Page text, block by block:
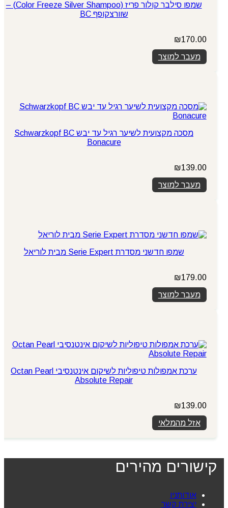
שמפו סילבר קולור פריז (Color Freeze Silver Shampoo) –
שוורצקופף BC
₪170.00
מעבר למוצר
מסכה מקצועית לשיער רגיל עד יבש Schwarzkopf BC
Bonacure
₪139.00
מעבר למוצר
שמפו חדשני מסדרת Serie Expert מבית לוריאל
₪179.00
מעבר למוצר
ערכת אמפולות טיפוליות לשיקום אינטנסיבי Octan Pearl
Absolute Repair
₪139.00
אזל מהמלאי
קישורים מהירים
אודותניו
יצירת קשר